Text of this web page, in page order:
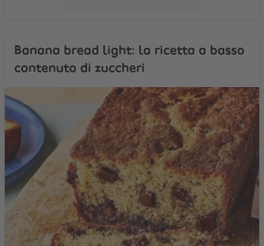
Banana bread light: la ricetta a basso
contenuto di zuccheri